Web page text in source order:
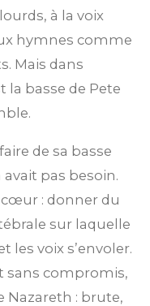
à la voix
hymnes comme
Mais dans
la basse de Pete
de sa basse
pas besoin.
cœur : donner du
sur laquelle
les voix s’envoler.
sans compromis,
Nazareth : brute,